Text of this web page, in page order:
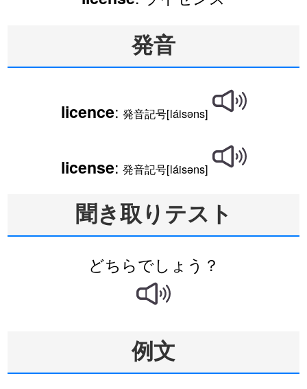
発音
licence: 発音記号[láisəns]
license: 発音記号[láisəns]
聞き取りテスト
どちらでしょう？
例文